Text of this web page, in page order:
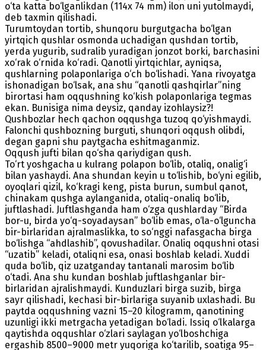
o‘ta katta bo‘lganlikdan (114x 74 mm) ilon uni yutolmaydi,
deb taxmin qilishadi.
Turumtoydan tortib, shunqoru burgutgacha bo‘lgan
yirtqich qushlar osmonda uchadigan qushdan tortib,
yerda yugurib, sudralib yuradigan jonzot borki, barchasini
xo‘rak o‘rnida ko‘radi. Qanotli yirtqichlar, ayniqsa,
qushlarning polaponlariga o‘ch bo‘lishadi. Yana rivoyatga
ishonadigan bo‘lsak, ana shu “qanotli qashqirlar”ning
birortasi ham oqqushning ko‘kish polaponlariga tegmas
ekan. Bunisiga nima deysiz, qanday izohlaysiz?!
Qushbozlar hech qachon oqqushga tuzoq qo‘yishmaydi.
Falonchi qushbozning burguti, shunqori oqqush olibdi,
degan gapni shu paytgacha eshitmaganmiz.
Oqqush jufti bilan qo‘sha qariydigan qush.
To‘rt yoshgacha u kulrang polapon bo‘lib, otaliq, onalig‘i
bilan yashaydi. Ana shundan keyin u to‘lishib, bo‘yni egilib,
oyoqlari qizil, ko‘kragi keng, pista burun, sumbul qanot,
chinakam qushga aylanganida, otaliq-onaliq bo‘lib,
juftlashadi. Juftlashganda ham o‘zga qushlarday “Birda
bor-u, birda yo‘q-soyadaysan” bo‘lib emas, o‘la-o‘lguncha
bir-birlaridan ajralmaslikka, to so‘nggi nafasgacha birga
bo‘lishga “ahdlashib”, qovushadilar. Onaliq oqqushni otasi
“uzatib” keladi, otaliqni esa, onasi boshlab keladi. Xuddi
quda bo‘lib, qiz uzatganday tantanali marosim bo‘lib
o‘tadi. Ana shu kundan boshlab juftlashganlar bir-
birlaridan ajralishmaydi. Kunduzlari birga suzib, birga
sayr qilishadi, kechasi bir-birlariga suyanib uxlashadi. Bu
paytda oqqushning vazni 15–20 kilogramm, qanotining
uzunligi ikki metrgacha yetadigan bo‘ladi. Issiq o‘lkalarga
qaytishda oqqushlar o‘zlari saylagan yo‘lboshchiga
ergashib 8500–9000 metr yuqoriga ko‘tarilib, soatiga 95–